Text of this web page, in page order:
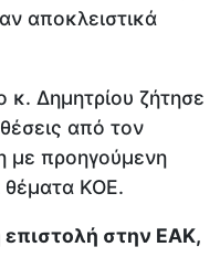
αποκλειστικά
Δημητρίου ζήτησε
από τον
με προηγούμενη
θέματα ΚΟΕ.
στην ΕΑΚ,